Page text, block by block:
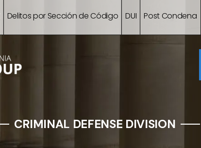
Delitos por Sección de Código DUI Post Condena
CRIMINAL DEFENSE DIVISION